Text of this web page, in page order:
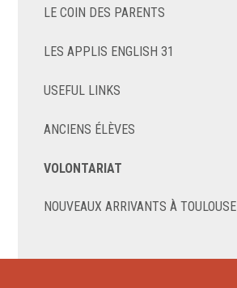
LE COIN DES PARENTS
LES APPLIS ENGLISH 31
USEFUL LINKS
ANCIENS ÉLÈVES
VOLONTARIAT
NOUVEAUX ARRIVANTS À TOULOUSE